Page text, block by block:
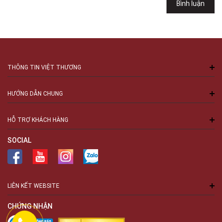
Bình luận
THÔNG TIN VIỆT THƯƠNG
HƯỚNG DẪN CHUNG
HỖ TRỢ KHÁCH HÀNG
SOCIAL
LIÊN KẾT WEBSITE
CHỨNG NHẬN